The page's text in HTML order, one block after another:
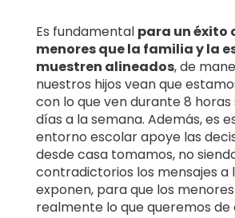
Es fundamental para un éxito
menores que la familia y la
muestren alineados, de
nuestros hijos vean que
con lo que ven durante 8 horas
días a la semana. Además, es
entorno escolar apoye las
desde casa tomamos, no
contradictorios los mensajes a
exponen, para que los
realmente lo que queremos de